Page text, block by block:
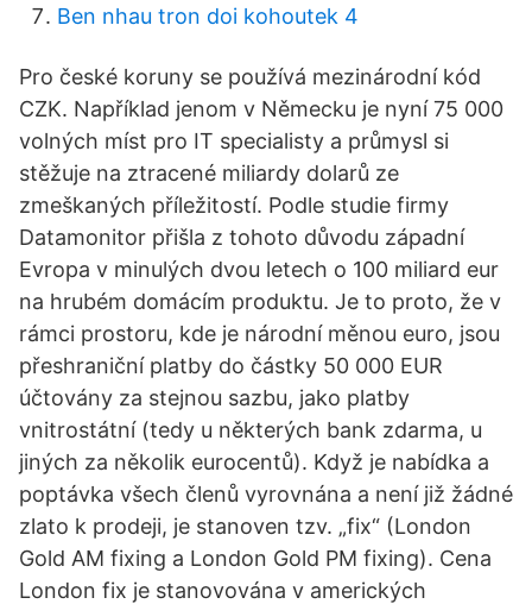
Ben nhau tron ​​doi kohoutek 4
Pro české koruny se používá mezinárodní kód
CZK. Například jenom v Německu je nyní 75 000
volných míst pro IT specialisty a průmysl si
stěžuje na ztracené miliardy dolarů ze
zmeškaných příležitostí. Podle studie firmy
Datamonitor přišla z tohoto důvodu západní
Evropa v minulých dvou letech o 100 miliard eur
na hrubém domácím produktu. Je to proto, že v
rámci prostoru, kde je národní měnou euro, jsou
přeshraniční platby do částky 50 000 EUR
účtovány za stejnou sazbu, jako platby
vnitrostátní (tedy u některých bank zdarma, u
jiných za několik eurocentů). Když je nabídka a
poptávka všech členů vyrovnána a není již žádné
zlato k prodeji, je stanoven tzv. „fix“ (London
Gold AM fixing a London Gold PM fixing). Cena
London fix je stanovována v amerických